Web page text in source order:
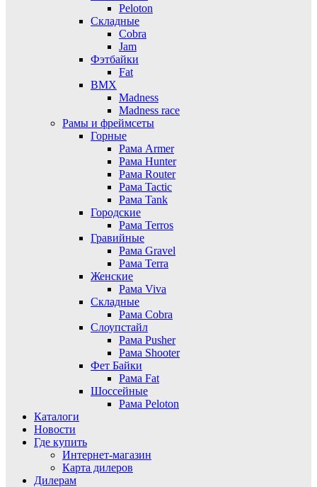
Peloton
Складные
Cobra
Jam
Фэтбайки
Fat
BMX
Madness
Madness race
Рамы и фреймсеты
Горные
Рама Armer
Рама Hunter
Рама Router
Рама Tactic
Рама Tank
Городские
Рама Terros
Гравийные
Рама Gravel
Рама Terra
Женские
Рама Viva
Складные
Рама Cobra
Слоупстайл
Рама Pusher
Рама Shooter
Фет Байки
Рама Fat
Шоссейные
Рама Peloton
Каталоги
Новости
Где купить
Интернет-магазин
Карта дилеров
Дилерам